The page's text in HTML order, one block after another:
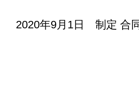
2020年9月1日 制定 合